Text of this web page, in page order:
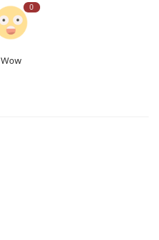
0
Wow